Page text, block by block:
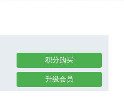
积分购买
升级会员